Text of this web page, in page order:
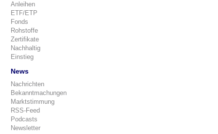
Anleihen
ETF/ETP
Fonds
Rohstoffe
Zertifikate
Nachhaltig
Einstieg
News
Nachrichten
Bekanntmachungen
Marktstimmung
RSS-Feed
Podcasts
Newsletter